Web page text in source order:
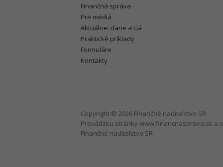
Finančná správa
Pre médiá
Aktuálne: dane a clá
Praktické príklady
Formuláre
Kontakty
Copyright © 2026 Finančné riaditeľstvo SR
Prevádzku stránky www.financnasprava.sk a
Finančné riaditeľstvo SR